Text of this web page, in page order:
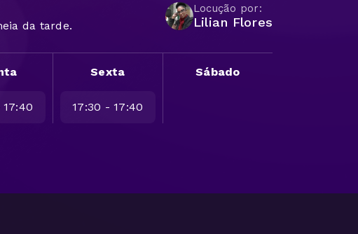
da tarde.
Locução por:
Lilian Flores
17:40
Sexta
17:30 - 17:40
Sábado